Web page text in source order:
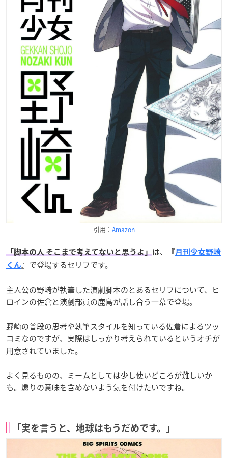
引用： Amazon
「脚本の人 そこまで考えてないと思うよ」 は、 『月刊少女野崎
くん 』 で登場するセリフです。
主人公の野崎が執筆した演劇脚本のとあるセリフについて、ヒ
ロインの佐倉と演劇部員の鹿島が話し合う一幕で登場。
野崎の普段の思考や執筆スタイルを知っている佐倉によるツッ
コミなのですが、実際はしっかり考えられているというオチが
用意されていました。
よく見るものの、ミームとしては少し使いどころが難しいか
も。煽りの意味を含めないよう気を付けたいですね。
「実を言うと、地球はもうだめです。」